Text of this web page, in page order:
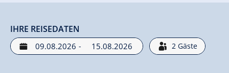
IHRE REISEDATEN
- 2 Gäste